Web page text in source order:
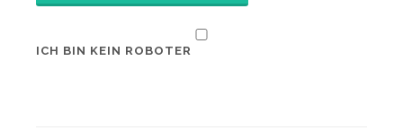
ICH BIN KEIN ROBOTER